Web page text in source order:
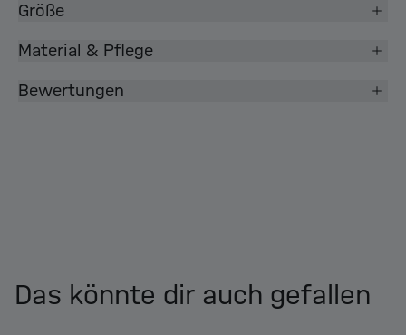
Größe
Material & Pflege
Bewertungen
Das könnte dir auch gefallen